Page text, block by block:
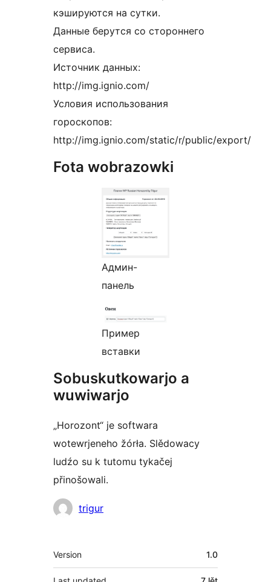
кэшируются на сутки.
Данные берутся со стороннего
сервиса.
Источник данных:
http://img.ignio.com/
Условия использования
гороскопов:
http://img.ignio.com/static/r/public/export/
Fota wobrazowki
Админ-
панель
Пример
вставки
Sobuskutkowarjo a
wuwiwarjo
„Horozont“ je softwara
wotewrjeneho žórła. Slědowacy
ludźo su k tutomu tykačej
přinošowali.
Sobuskutkowarjo
trigur
Meta
Version 1.0